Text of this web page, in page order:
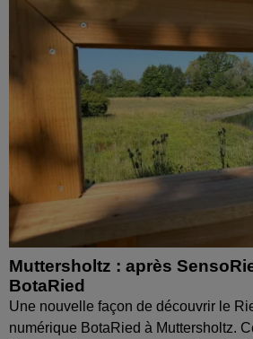
Muttersholtz : après
BotaRied
Une nouvelle façon de découvrir le
numérique BotaRied à Muttersholtz.